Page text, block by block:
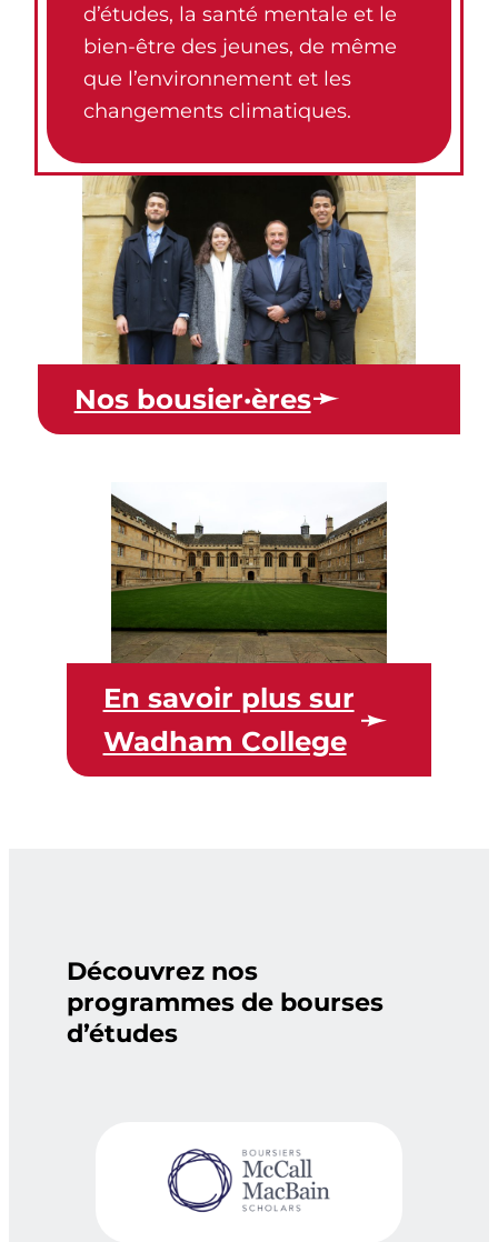
d’études, la santé mentale et le
bien-être des jeunes, de même
que l’environnement et les
changements climatiques.
Nos bousier·ères
En savoir plus sur
Wadham College
Découvrez nos
programmes de bourses
d’études